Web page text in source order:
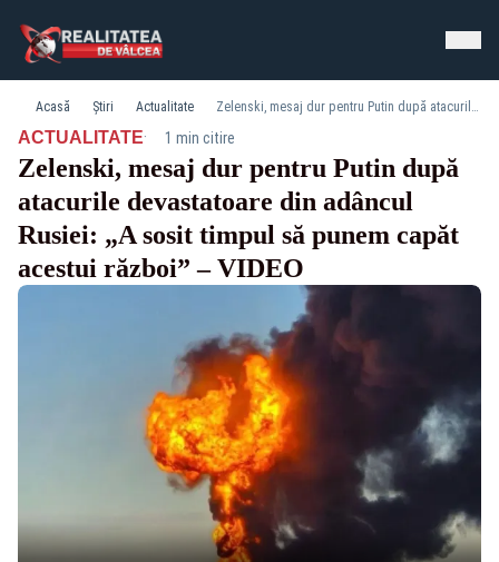
Acasă Știri Actualitate Zelenski, mesaj dur pentru Putin după atacurile devastatoare din adâncul Rusiei: „A sosit timpul să punem capăt acestui război” – VIDEO
ACTUALITATE· 1 min citire
Zelenski, mesaj dur pentru Putin după
atacurile devastatoare din adâncul
Rusiei: „A sosit timpul să punem capăt
acestui război” – VIDEO